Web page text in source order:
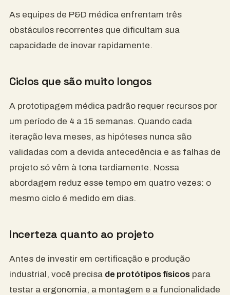
As equipes de P&D médica enfrentam três
obstáculos recorrentes que dificultam sua
capacidade de inovar rapidamente.
Ciclos que são muito longos
A prototipagem médica padrão requer recursos por
um período de 4 a 15 semanas. Quando cada
iteração leva meses, as hipóteses nunca são
validadas com a devida antecedência e as falhas de
projeto só vêm à tona tardiamente. Nossa
abordagem reduz esse tempo em quatro vezes: o
mesmo ciclo é medido em dias.
Incerteza quanto ao projeto
Antes de investir em certificação e produção
industrial, você precisa de protótipos físicos para
testar a ergonomia, a montagem e a funcionalidade